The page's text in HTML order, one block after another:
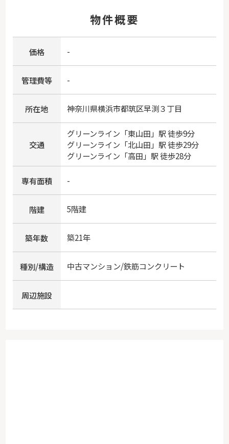
物件概要
価格 -
管理費等 -
所在地 神奈川県横浜市都筑区早渕３丁目
交通
グリーンライン 「東山田 」駅 徒歩9分
グリーンライン 「北山田 」駅 徒歩29分
グリーンライン 「高田 」駅 徒歩28分
専有面積 -
階建 5階建
築年数 築21年
種別/構造 中古マンション/鉄筋コンクリート
周辺施設